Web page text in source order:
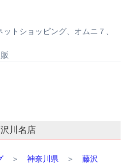
トショッピング、オムニ７、
川名店
＞ 神奈川県 ＞ 藤沢